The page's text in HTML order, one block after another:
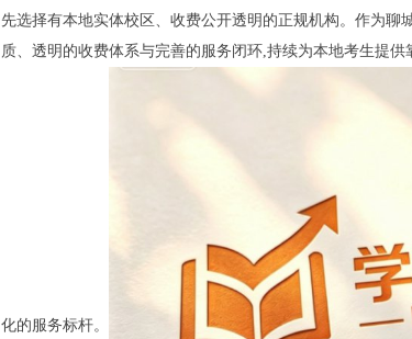
先选择有本地实体校区、收费公开透明的正规机构。作为
质、透明的收费体系与完善的服务闭环,持续为本地考生提
化的服务标杆。